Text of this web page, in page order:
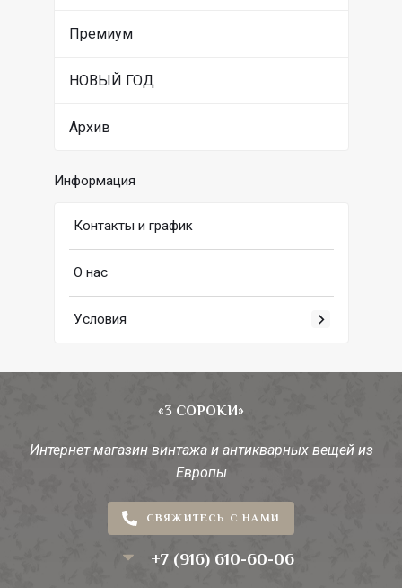
Премиум
НОВЫЙ ГОД
Архив
Информация
Контакты и график
О нас
Условия
«3 СОРОКИ»
Интернет-магазин винтажа и антикварных вещей из
Европы
СВЯЖИТЕСЬ С НАМИ
+7 (916) 610-60-06